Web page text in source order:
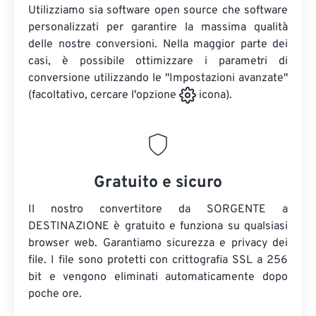
Utilizziamo sia software open source che software
personalizzati per garantire la massima qualità
delle nostre conversioni. Nella maggior parte dei
casi, è possibile ottimizzare i parametri di
conversione utilizzando le "Impostazioni avanzate"
(facoltativo, cercare l'opzione
icona).
Gratuito e sicuro
Il nostro convertitore da SORGENTE a
DESTINAZIONE è gratuito e funziona su qualsiasi
browser web. Garantiamo sicurezza e privacy dei
file. I file sono protetti con crittografia SSL a 256
bit e vengono eliminati automaticamente dopo
poche ore.